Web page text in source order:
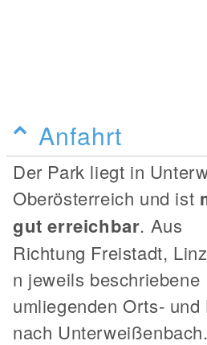
Anfahrt
Der Park liegt in
Oberösterreich und ist
gut erreichbar. Aus
Richtung Freistadt,
n jeweils
umliegenden Orts-
nach Unterweißenbach.